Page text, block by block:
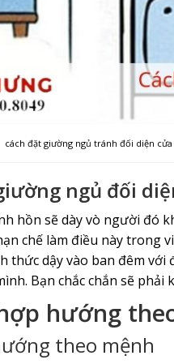
cách đặt giường ngủ tránh đối diện cửa
ngủ đối
hồn sẽ dày vò người đó
chế làm điều này trong
thức dậy vào ban đêm
Bạn chắc chắn sẽ phải
hướng
theo mệnh